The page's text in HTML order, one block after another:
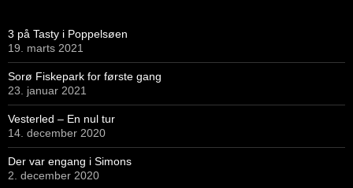
3 på Tasty i Poppelsøen
19. marts 2021
Sorø Fiskepark for første gang
23. januar 2021
Vesterled – En nul tur
14. december 2020
Der var engang i Simons
2. december 2020